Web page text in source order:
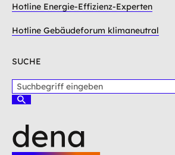
Hotline Energie-Effizienz-Experten
Hotline Gebäudeforum klimaneutral
SUCHE
u
b
e
S
h
e
n